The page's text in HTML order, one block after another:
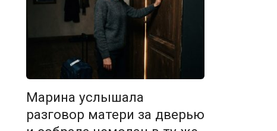
Марина услышала
разговор матери за дверью